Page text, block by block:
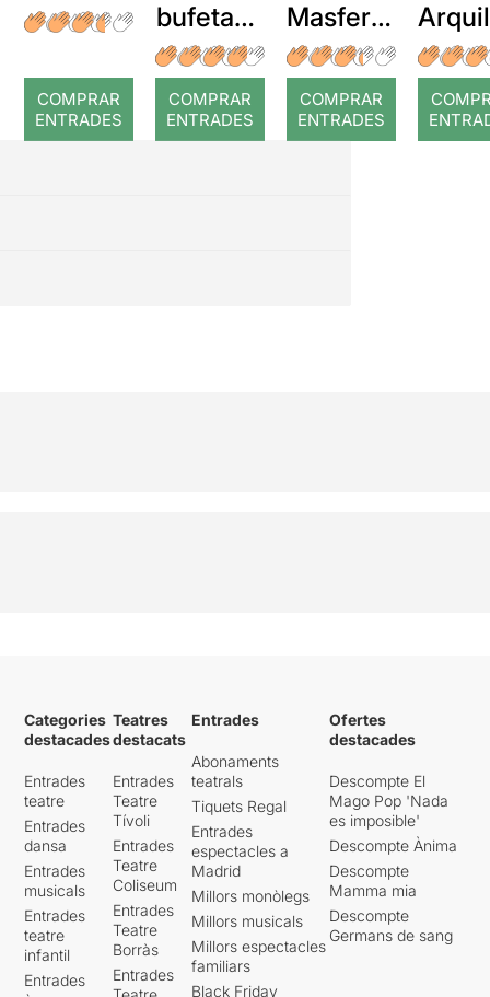
COMPRAR
ENTRADES
bufetada
a temps
COMPRAR
ENTRADES
Masferre
r: Temps
COMPRAR
ENTRADES
:
Categories
destacades
Entrades
teatre
Entrades
dansa
Entrades
musicals
Entrades
teatre
infantil
Entrades
Teatres
destacats
Entrades
Teatre
Tívoli
Entrades
Teatre
Coliseum
Entrades
Teatre
Borràs
Entrades
Entrades
Abonaments
teatrals
Tiquets Regal
Entrades
espectacles a
Madrid
Millors monòlegs
Millors musicals
Millors espectacles
familiars
Black Friday
Ofertes
destacades
Descompte El
Mago Pop 'Nada
es imposible'
Descompte Ànima
Descompte
Mamma mia
Descompte
Germans de sang